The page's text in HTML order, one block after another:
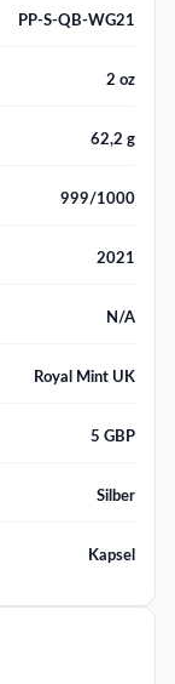
PP-S-QB-WG21
2 oz
62,2 g
999/1000
2021
N/A
Royal Mint UK
5 GBP
Silber
Kapsel